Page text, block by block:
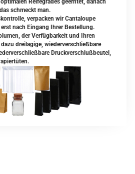
Reifegrades geerntet, danach
schmeckt man.
verpacken wir Cantaloupe
nach Eingang Ihrer Bestellung.
der Verfügbarkeit und Ihren
dreilagige, wiederverschließbare
Druckverschlußbeutel,